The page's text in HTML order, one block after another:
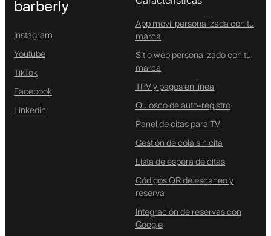
barberly
Instagram
Youtube
TikTok
Facebook
Linkedin
App móvil personalizada con tu
marca
Sitio web personalizado con tu
marca
TPV y pagos en línea
Quiosco de auto-registro
Panel de citas para TV
Gestión de cola sin cita
Lista de espera de citas
Códigos QR de escaneo y
reserva
Integración de reservas con
Google